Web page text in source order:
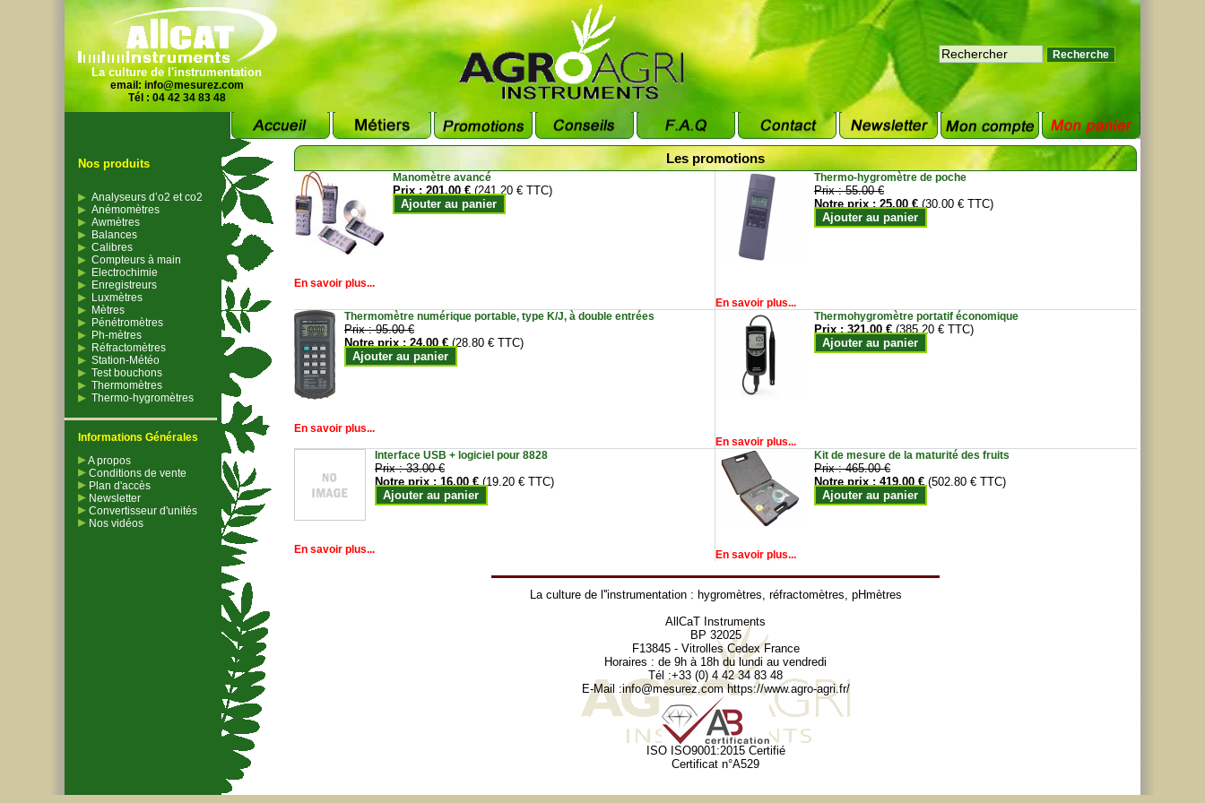
La culture de l'instrumentation
email: info@mesurez.com
Tél : 04 42 34 83 48
Nos produits
Analyseurs d’o2 et co2
Anémomètres
Awmètres
Balances
Calibres
Compteurs à main
Electrochimie
Enregistreurs
Luxmètres
Mètres
Pénétromètres
Ph-mètres
Réfractomètres
Station-Météo
Test bouchons
Thermomètres
Thermo-hygromètres
Informations Générales
A propos
Conditions de vente
Plan d'accès
Newsletter
Convertisseur d'unités
Nos vidéos
Les promotions
Manomètre avancé
Prix :201.00 € (241.20 € TTC)
Ajouter au panier
En savoir plus...
Thermo-hygromètre de poche
Prix :55.00 €
Notre prix :25.00 € (30.00 € TTC)
Ajouter au panier
En savoir plus...
Thermomètre numérique portable, type K/J, à double entrées
Prix :95.00 €
Notre prix :24.00 € (28.80 € TTC)
Ajouter au panier
En savoir plus...
Thermohygromètre portatif économique
Prix :321.00 € (385.20 € TTC)
Ajouter au panier
En savoir plus...
Interface USB + logiciel pour 8828
Prix :33.00 €
Notre prix :16.00 € (19.20 € TTC)
Ajouter au panier
En savoir plus...
Kit de mesure de la maturité des fruits
Prix :465.00 €
Notre prix :419.00 € (502.80 € TTC)
Ajouter au panier
En savoir plus...
La culture de l''instrumentation : hygromètres, réfractomètres, pHmètres
AllCaT Instruments
BP 32025
F13845 - Vitrolles Cedex France
Horaires : de 9h à 18h du lundi au vendredi
Tél :+33 (0) 4 42 34 83 48
E-Mail :info@mesurez.com https://www.agro-agri.fr/
ISO ISO9001:2015 Certifié
Certificat n°A529